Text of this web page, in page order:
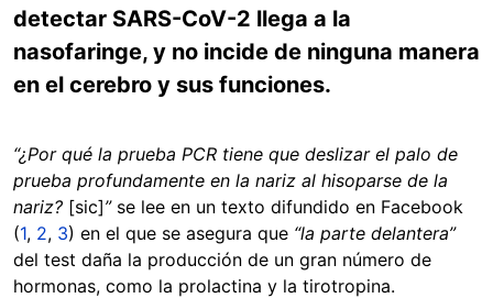
detectar SARS-CoV-2 llega a la
nasofaringe, y no incide de ninguna manera
en el cerebro y sus funciones.
“¿Por qué la prueba PCR tiene que deslizar el palo de
prueba profundamente en la nariz al hisoparse de la
nariz? [sic]”se lee en un texto difundido en Facebook
(1, 2, 3) en el que se asegura que “la parte delantera”
del test daña la producción de un gran número de
hormonas, como la prolactina y la tirotropina.